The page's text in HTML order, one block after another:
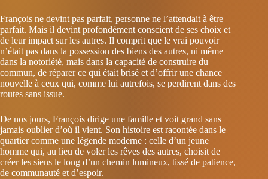
François ne devint pas parfait, personne ne l’attendait à être
parfait. Mais il devint profondément conscient de ses choix et
de leur impact sur les autres. Il comprit que le vrai pouvoir
n’était pas dans la possession des biens des autres, ni même
dans la notoriété, mais dans la capacité de construire du
commun, de réparer ce qui était brisé et d’offrir une chance
nouvelle à ceux qui, comme lui autrefois, se perdirent dans des
routes sans issue.
De nos jours, François dirige une famille et voit grand sans
jamais oublier d’où il vient. Son histoire est racontée dans le
quartier comme une légende moderne : celle d’un jeune
homme qui, au lieu de voler les rêves des autres, choisit de
créer les siens le long d’un chemin lumineux, tissé de patience,
de communauté et d’espoir.